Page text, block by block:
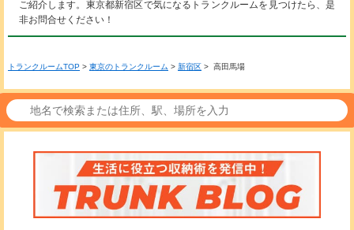
ご紹介します。東京都新宿区で気になるトランクルームを見つけたら、是
非お問合せください！
トランクルームTOP > 東京のトランクルーム > 新宿区 > 高田馬場